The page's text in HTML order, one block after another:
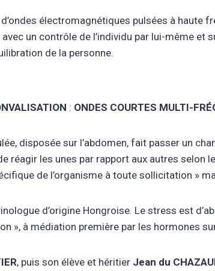
électromagnétiques pulsées à haute
avec un contrôle de l’individu par lui-même
de la personne.
: ONDES COURTES MULTI-
disposée sur l’abdomen, fait passer un
réagir les unes par rapport aux autres selon
de l’organisme à toute sollicitation »
d’origine Hongroise. Le stress est
», à médiation première par les hormones
, puis son élève et héritier Jean du